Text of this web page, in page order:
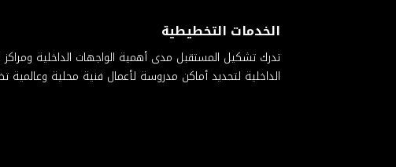
الخدمات التخطيطية
تدرك تشكيل المستقبل مدى أهمية الواجهات الداخلية
الداخلية لتحديد أماكن مدروسة لأعمال فنية محلية